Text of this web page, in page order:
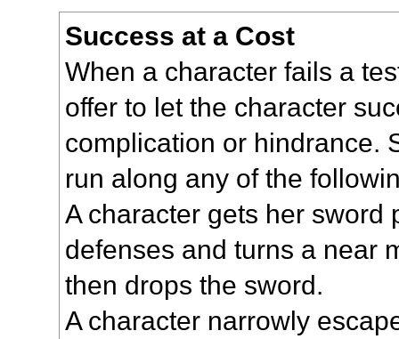
Success at a Cost
When a character fails a
offer to let the character
complication or hindrance.
run along any of the
A character gets her sword
defenses and turns a near
then drops the sword.
A character narrowly